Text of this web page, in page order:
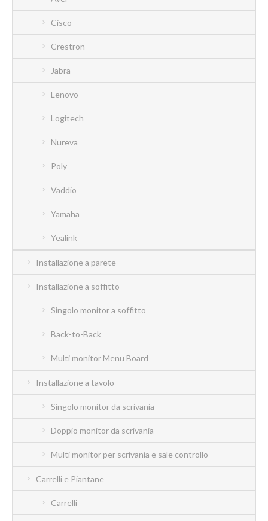
Cisco
Crestron
Jabra
Lenovo
Logitech
Nureva
Poly
Vaddio
Yamaha
Yealink
Installazione a parete
Installazione a soffitto
Singolo monitor a soffitto
Back-to-Back
Multi monitor Menu Board
Installazione a tavolo
Singolo monitor da scrivania
Doppio monitor da scrivania
Multi monitor per scrivania e sale controllo
Carrelli e Piantane
Carrelli